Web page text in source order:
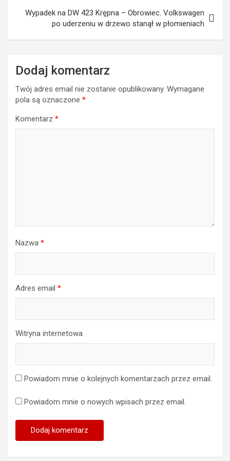
Wypadek na DW 423 Krępna – Obrowiec. Volkswagen
po uderzeniu w drzewo stanął w płomieniach
Dodaj komentarz
Twój adres email nie zostanie opublikowany. Wymagane
pola są oznaczone *
Komentarz *
Nazwa *
Adres email *
Witryna internetowa
Powiadom mnie o kolejnych komentarzach przez email.
Powiadom mnie o nowych wpisach przez email.